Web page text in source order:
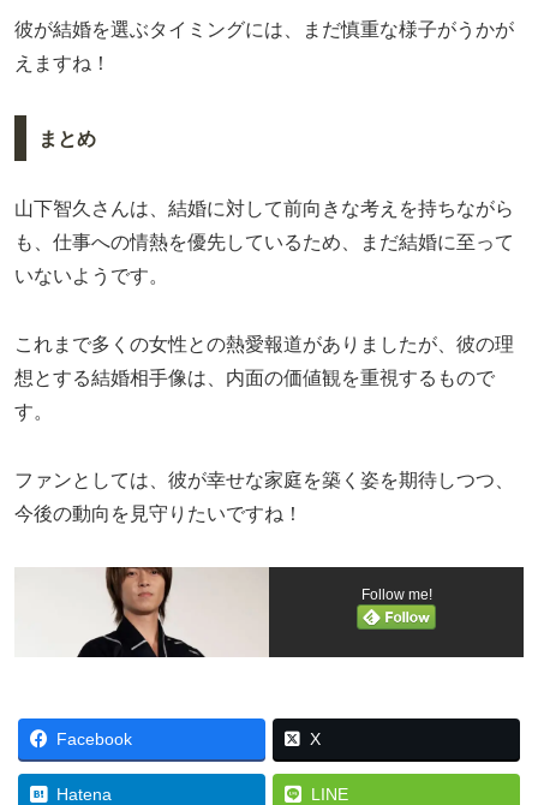
彼が結婚を選ぶタイミングには、まだ慎重な様子がうかが
えますね！
まとめ
山下智久さんは、結婚に対して前向きな考えを持ちながら
も、仕事への情熱を優先しているため、まだ結婚に至って
いないようです。
これまで多くの女性との熱愛報道がありましたが、彼の理
想とする結婚相手像は、内面の価値観を重視するもので
す。
ファンとしては、彼が幸せな家庭を築く姿を期待しつつ、
今後の動向を見守りたいですね！
Follow me!
Facebook X
Hatena LINE